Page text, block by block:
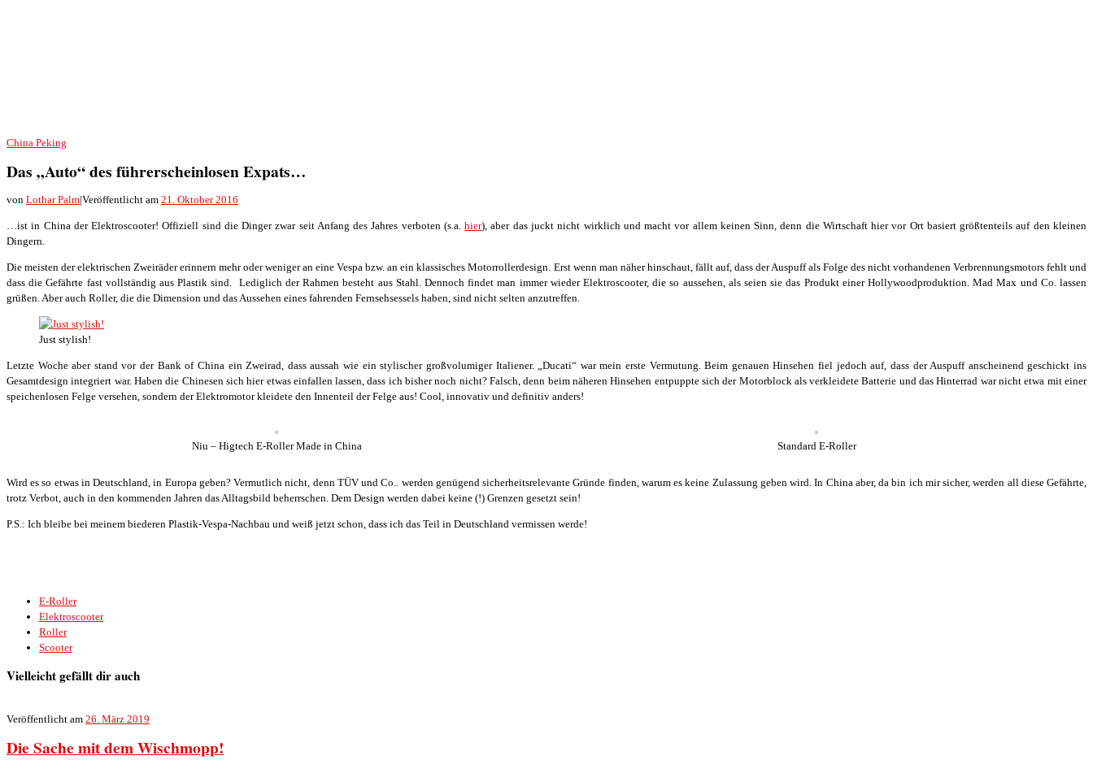
China Peking
Das „Auto“ des führerscheinlosen Expats…
von Lothar Palm|Veröffentlicht am 21. Oktober 2016
…ist in China der Elektroscooter! Offiziell sind die Dinger zwar seit Anfang des Jahres verboten (s.a.hier), aber das juckt nicht wirklich und macht vor allem keinen Sinn, denn die Wirtschaft hier vor Ort basiert größtenteils auf den kleinen
Dingern.
Die meisten der elektrischen Zweiräder erinnern mehr oder weniger an eine Vespa bzw. an ein klassisches Motorrollerdesign. Erst wenn man näher hinschaut, fällt auf, dass der Auspuff als Folge des nicht vorhandenen Verbrennungsmotors fehlt und
dass die Gefährte fast vollständig aus Plastik sind. Lediglich der Rahmen besteht aus Stahl. Dennoch findet man immer wieder Elektroscooter, die so aussehen, als seien sie das Produkt einer Hollywoodproduktion. Mad Max und Co. lassen
grüßen. Aber auch Roller, die die Dimension und das Aussehen eines fahrenden Fernsehsessels haben, sind nicht selten anzutreffen.
Just stylish!
Letzte Woche aber stand vor der Bank of China ein Zweirad, dass aussah wie ein stylischer großvolumiger Italiener. „Ducati“ war mein erste Vermutung. Beim genauen Hinsehen fiel jedoch auf, dass der Auspuff anscheinend geschickt ins
Gesamtdesign integriert war. Haben die Chinesen sich hier etwas einfallen lassen, dass ich bisher noch nicht? Falsch, denn beim näheren Hinsehen entpuppte sich der Motorblock als verkleidete Batterie und das Hinterrad war nicht etwa mit einer
speichenlosen Felge versehen, sondern der Elektromotor kleidete den Innenteil der Felge aus! Cool, innovativ und definitiv anders!
Niu – Higtech E-Roller Made in China Standard E-Roller
Wird es so etwas in Deutschland, in Europa geben? Vermutlich nicht, denn TÜV und Co.. werden genügend sicherheitsrelevante Gründe finden, warum es keine Zulassung geben wird. In China aber, da bin ich mir sicher, werden all diese Gefährte,
trotz Verbot, auch in den kommenden Jahren das Alltagsbild beherrschen. Dem Design werden dabei keine (!) Grenzen gesetzt sein!
P.S.: Ich bleibe bei meinem biederen Plastik-Vespa-Nachbau und weiß jetzt schon, dass ich das Teil in Deutschland vermissen werde!
E-Roller
Elektroscooter
Roller
Scooter
Vielleicht gefällt dir auch
Veröffentlicht am 26. März 2019
Die Sache mit dem Wischmopp!